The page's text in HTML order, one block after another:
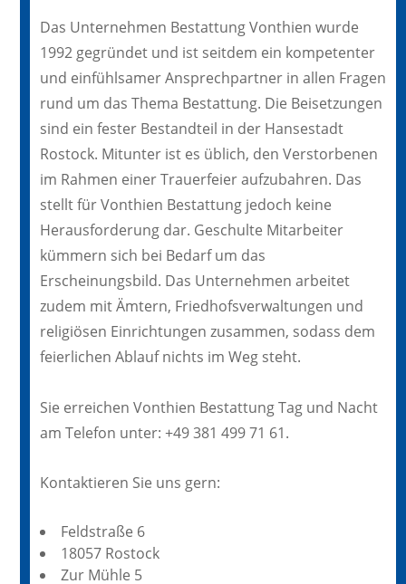
Das Unternehmen Bestattung Vonthien wurde
1992 gegründet und ist seitdem ein kompetenter
und einfühlsamer Ansprechpartner in allen Fragen
rund um das Thema Bestattung. Die Beisetzungen
sind ein fester Bestandteil in der Hansestadt
Rostock. Mitunter ist es üblich, den Verstorbenen
im Rahmen einer Trauerfeier aufzubahren. Das
stellt für Vonthien Bestattung jedoch keine
Herausforderung dar. Geschulte Mitarbeiter
kümmern sich bei Bedarf um das
Erscheinungsbild. Das Unternehmen arbeitet
zudem mit Ämtern, Friedhofsverwaltungen und
religiösen Einrichtungen zusammen, sodass dem
feierlichen Ablauf nichts im Weg steht.
Sie erreichen Vonthien Bestattung Tag und Nacht
am Telefon unter: +49 381 499 71 61.
Kontaktieren Sie uns gern:
Feldstraße 6
18057 Rostock
Zur Mühle 5